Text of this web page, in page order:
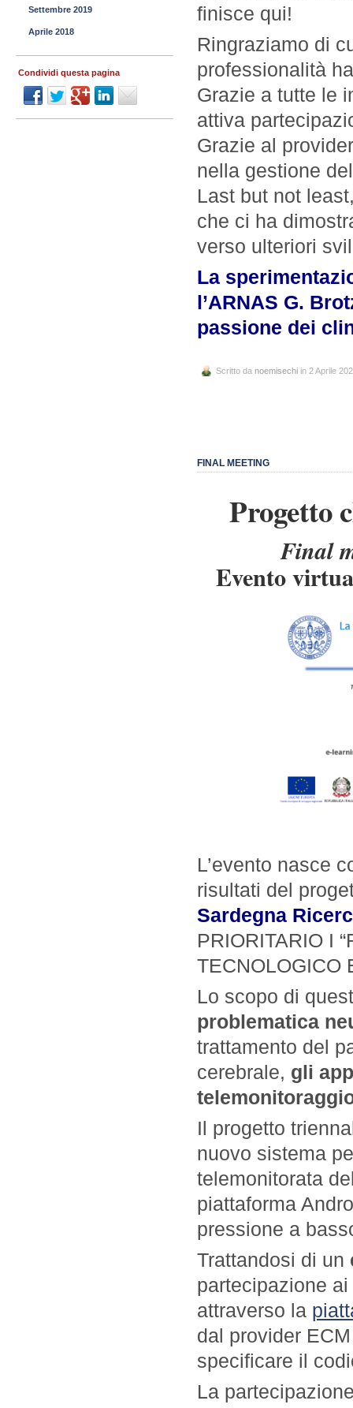
finisce qui!
Ringraziamo di
professionalità
Grazie a tutte le
attiva
Grazie al
nella gestione
Last but not
che ci ha
verso ulteriori
La
l’ARNAS G.
passione dei
Scritto da noemisechi in 2 Aprile
FINAL MEETING
Progetto
Final
Evento
L’evento nasce
risultati del
Sardegna
PRIORITARIO I
TECNOLOGICO
Lo scopo di
problematica
trattamento del
cerebrale, gli
Il progetto
nuovo sistema
telemonitorata
piattaforma
pressione a
Trattandosi di un
partecipazione
attraverso la
dal provider
specificare il
La
Settembre 2019
Aprile 2018
Condividi questa pagina